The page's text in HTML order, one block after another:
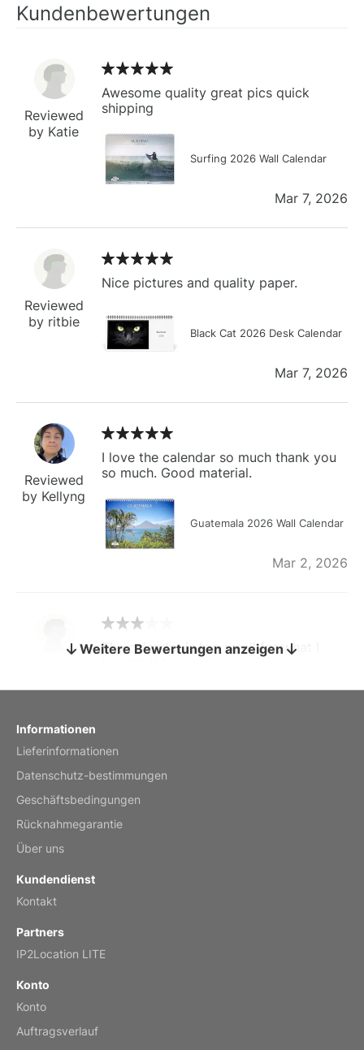
Kundenbewertungen
Reviewed
by Katie
Awesome quality great pics quick
shipping
Surfing 2026 Wall Calendar
Mar 7, 2026
Reviewed
by ritbie
Nice pictures and quality paper.
Black Cat 2026 Desk Calendar
Mar 7, 2026
Reviewed
by Kellyng
I love the calendar so much thank you
so much. Good material.
Guatemala 2026 Wall Calendar
Mar 2, 2026
by charles
The calendar is too small for what I
by Anne
Reviewed
Weitere Bewertungen anzeigen
Informationen
Lieferinformationen
Datenschutz-bestimmungen
Geschäftsbedingungen
Rücknahmegarantie
Über uns
Kundendienst
Kontakt
Partners
IP2Location LITE
Konto
Konto
Auftragsverlauf